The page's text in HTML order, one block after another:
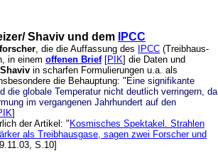
Shaviv und dem IPCC
, die die Auffassung des IPCC (Treibhaus-
in einem offenen Brief[PIK] die Daten und
in scharfen Formulierungen u.a. als
die Behauptung: " Eine signifikante
die globale Temperatur nicht deutlich verringern, da
im vergangenen Jahrhundert auf den
]
der Artikel: " Kosmisches Spektakel. Strahlen
als Treibhausgase, sagen zwei Forscher und
S.10]